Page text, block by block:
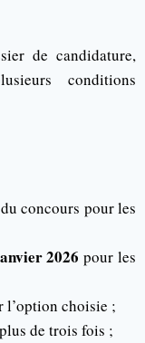
de candidature,
conditions
concours pour les
2026 pour les
choisie ;
de trois fois ;